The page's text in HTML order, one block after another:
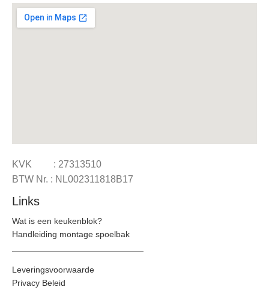
KVK : 27313510
BTW Nr. : NL002311818B17
Links
Wat is een keukenblok?
Handleiding montage spoelbak
Leveringsvoorwaarde
Privacy Beleid